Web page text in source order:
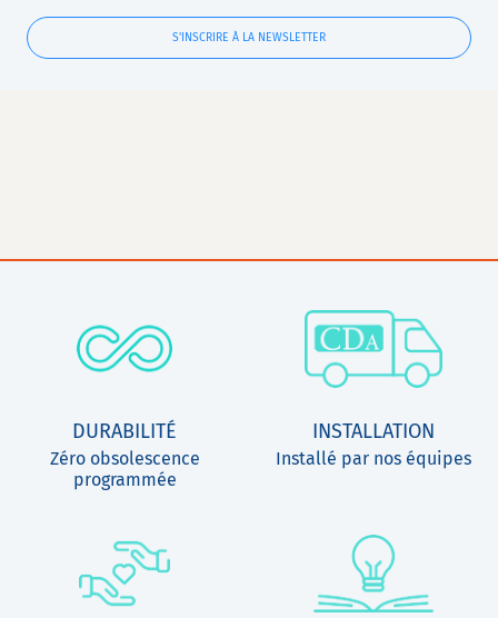
S'INSCRIRE À LA NEWSLETTER
DURABILITÉ
Zéro obsolescence
programmée
INSTALLATION
Installé par nos équipes